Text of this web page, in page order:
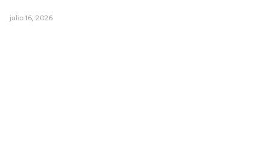
julio 16, 2026